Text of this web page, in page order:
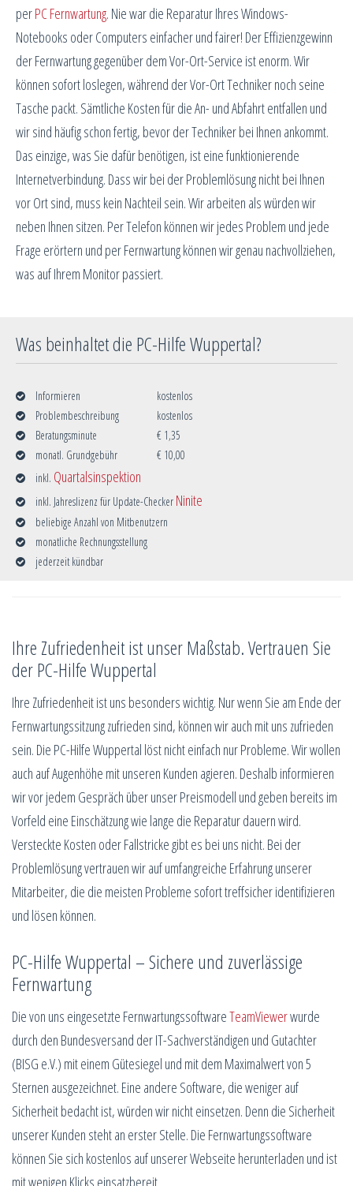
perPC Fernwartung. Nie war die Reparatur Ihres Windows-
Notebooks oder Computers einfacher und fairer! Der Effizienzgewinn
der Fernwartung gegenüber dem Vor-Ort-Service ist enorm. Wir
können sofort loslegen, während der Vor-Ort Techniker noch seine
Tasche packt. Sämtliche Kosten für die An- und Abfahrt entfallen und
wir sind häufig schon fertig, bevor der Techniker bei Ihnen ankommt.
Das einzige, was Sie dafür benötigen, ist eine funktionierende
Internetverbindung. Dass wir bei der Problemlösung nicht bei Ihnen
vor Ort sind, muss kein Nachteil sein. Wir arbeiten als würden wir
neben Ihnen sitzen. Per Telefon können wir jedes Problem und jede
Frage erörtern und per Fernwartung können wir genau nachvollziehen,
was auf Ihrem Monitor passiert.
Was beinhaltet die PC-Hilfe Wuppertal?
Informieren
kostenlos
Problembeschreibung
kostenlos
Beratungsminute
€ 1,35
monatl. Grundgebühr
€ 10,00
inkl. Quartalsinspektion
inkl. Jahreslizenz für Update-Checker Ninite
beliebige Anzahl von Mitbenutzern
monatliche Rechnungsstellung
jederzeit kündbar
Ihre Zufriedenheit ist unser Maßstab. Vertrauen Sie
der PC-Hilfe Wuppertal
Ihre Zufriedenheit ist uns besonders wichtig. Nur wenn Sie am Ende der
Fernwartungssitzung zufrieden sind, können wir auch mit uns zufrieden
sein. Die PC-Hilfe Wuppertal löst nicht einfach nur Probleme. Wir wollen
auch auf Augenhöhe mit unseren Kunden agieren. Deshalb informieren
wir vor jedem Gespräch über unser Preismodell und geben bereits im
Vorfeld eine Einschätzung wie lange die Reparatur dauern wird.
Versteckte Kosten oder Fallstricke gibt es bei uns nicht. Bei der
Problemlösung vertrauen wir auf umfangreiche Erfahrung unserer
Mitarbeiter, die die meisten Probleme sofort treffsicher identifizieren
und lösen können.
PC-Hilfe Wuppertal – Sichere und zuverlässige
Fernwartung
Die von uns eingesetzte FernwartungssoftwareTeamViewerwurde
durch den Bundesversand der IT-Sachverständigen und Gutachter
(BISG e.V.) mit einem Gütesiegel und mit dem Maximalwert von 5
Sternen ausgezeichnet. Eine andere Software, die weniger auf
Sicherheit bedacht ist, würden wir nicht einsetzen. Denn die Sicherheit
unserer Kunden steht an erster Stelle. Die Fernwartungssoftware
können Sie sich kostenlos auf unserer Webseite herunterladen und ist
mit wenigen Klicks einsatzbereit.